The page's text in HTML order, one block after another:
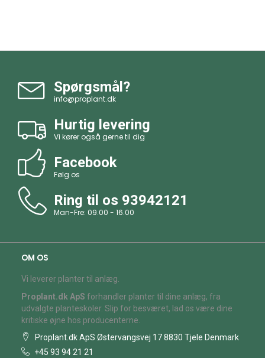
Spørgsmål?
info@proplant.dk
Hurtig levering
Vi kører også gerne til dig
Facebook
Følg os
Ring til os 93942121
Man-Fre: 09.00 - 16.00
OM OS
Vi leverer planter til anlæg.
Proplant.dk ApS forhandler planter til dine anlæg, fra
udvalgte planteskoler. Slip for besværet, lad os være dine
kritiske øjne hos producenterne.
Proplant.dk ApS Østervangsvej 17 8830 Tjele Denmark
+45 93 94 21 21